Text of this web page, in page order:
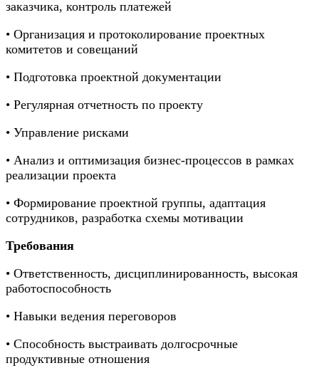
заказчика, контроль платежей
• Организация и протоколирование проектных
комитетов и совещаний
• Подготовка проектной документации
• Регулярная отчетность по проекту
• Управление рисками
• Анализ и оптимизация бизнес-процессов в рамках
реализации проекта
• Формирование проектной группы, адаптация
сотрудников, разработка схемы мотивации
Требования
• Ответственность, дисциплинированность, высокая
работоспособность
• Навыки ведения переговоров
• Способность выстраивать долгосрочные
продуктивные отношения